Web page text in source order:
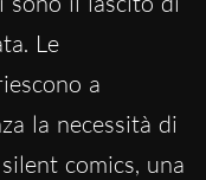
Le
a
la necessità di
comics, una